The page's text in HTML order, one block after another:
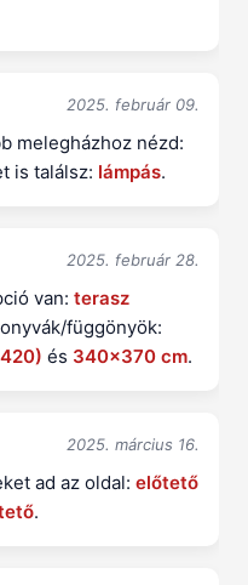
2025. február 09.
melegházhoz nézd:
is találsz: lámpás.
2025. február 28.
van: terasz
függönyök:
és 340x370 cm.
2025. március 16.
ad az oldal: előtető
.